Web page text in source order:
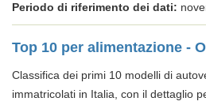
Periodo di riferimento dei dati:
Top 10 per alimentazione -
Classifica dei primi 10 modelli di
immatricolati in Italia, con il dettaglio